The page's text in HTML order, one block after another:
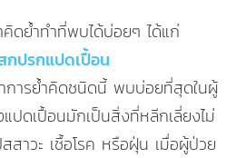
ดย้ำทำที่พบได้บ่อยๆ ได้แก่
กปรกแปดเปื้อน
การย้ำคิดชนิดนี้ พบบ่อยที่สุดในผู้
ปดเปื้อนมักเป็นสิ่งที่หลีกเลี่ยงไม่
สาวะ เชื้อโรค หรือฝุ่น เมื่อผู้ป่วย